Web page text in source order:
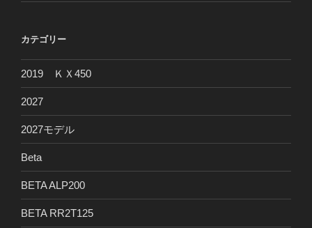
カテゴリー
2019 ＫＸ450
2027
2027モデル
Beta
BETA ALP200
BETA RR2T125